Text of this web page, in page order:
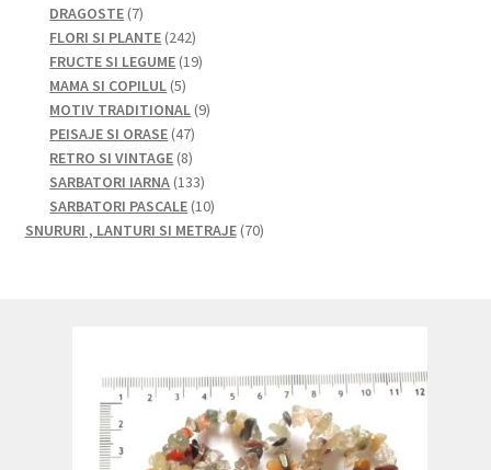
produse
DRAGOSTE 77
produse
FLORI SI PLANTE 242242
de
FRUCTE SI LEGUME 1919
MAMA SI COPILUL 55
produse
MOTIV TRADITIONAL 99
PEISAJE SI ORASE 4747
de
produse
RETRO SI VINTAGE 88
produse
SARBATORI IARNA 133133
de
produse
SARBATORI PASCALE 1010
produse
SNURURI , LANTURI SI METRAJE 7070